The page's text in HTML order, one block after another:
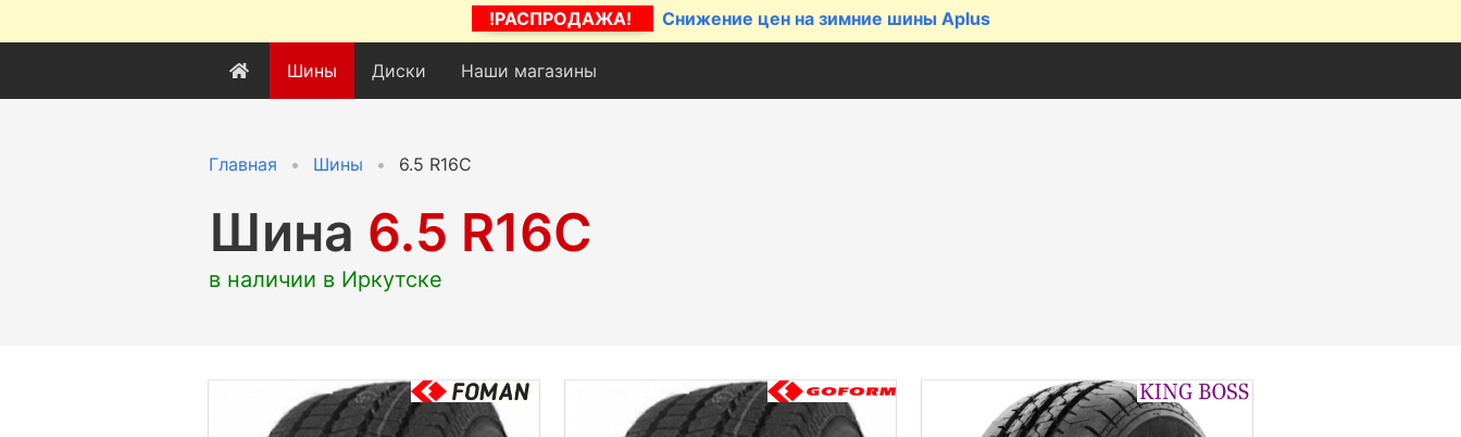
!РАСПРОДАЖА! Снижение цен на зимние шины Aplus
Шины Диски Наши магазины
Главная Шины 6.5 R16C
Шина 6.5 R16C
в наличии в Иркутске